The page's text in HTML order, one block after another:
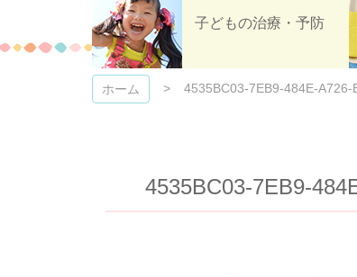
子どもの治療・予防
ホーム 4535BC03-7EB9-484E-A726-
4535BC03-7EB9-